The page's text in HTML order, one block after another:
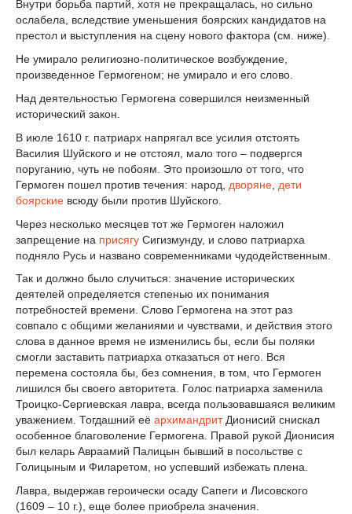
Внутри борьба партий, хотя не прекращалась, но сильно
ослабела, вследствие уменьшения боярских кандидатов на
престол и выступления на сцену нового фактора (см. ниже).
Не умирало религиозно-политическое возбуждение,
произведенное Гермогеном; не умирало и его слово.
Над деятельностью Гермогена совершился неизменный
исторический закон.
В июле 1610 г. патриарх напрягал все усилия отстоять
Василия Шуйского и не отстоял, мало того – подвергся
поруганию, чуть не побоям. Это произошло от того, что
Гермоген пошел против течения: народ, дворяне дети
боярские всюду были против Шуйского.
Через несколько месяцев тот же Гермоген наложил
запрещение на присягу Сигизмунду, и слово патриарха
подняло Русь и названо современниками чудодейственным.
Так и должно было случиться: значение исторических
деятелей определяется степенью их понимания
потребностей времени. Слово Гермогена на этот раз
совпало с общими желаниями и чувствами, и действия этого
слова в данное время не изменились бы, если бы поляки
смогли заставить патриарха отказаться от него. Вся
перемена состояла бы, без сомнения, в том, что Гермоген
лишился бы своего авторитета. Голос патриарха заменила
Троицко-Сергиевская лавра, всегда пользовавшаяся великим
уважением. Тогдашний её архимандритДионисий снискал
особенное благоволение Гермогена. Правой рукой Дионисия
был келарь Авраамий Палицын бывший в посольстве с
Голицыным и Филаретом, но успевший избежать плена.
Лавра, выдержав героически осаду Сапеги и Лисовского
(1609 – 10 г.), еще более приобрела значения.